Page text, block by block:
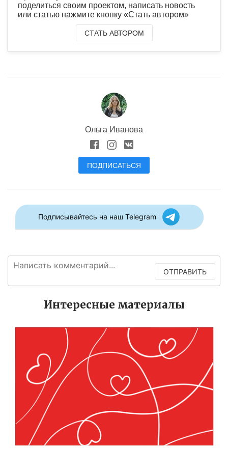
поделиться своим проектом, написать новость
или статью нажмите кнопку «Стать автором»
СТАТЬ АВТОРОМ
Ольга Иванова
ПОДПИСАТЬСЯ
Подписывайтесь на наш Telegram
ОТПРАВИТЬ
Интересные материалы